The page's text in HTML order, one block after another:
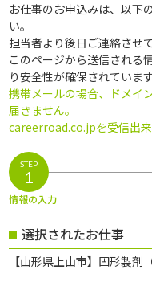
お仕事のお申込みは、以下
い。
担当者より後日ご連絡させ
このページから送信される
り安全性が確保されています
携帯メールの場合、ドメイ
届きません。
careerroad.co.jpを受信出来
STEP
1
情報の入力
選択されたお仕事
【山形県上山市】固形製